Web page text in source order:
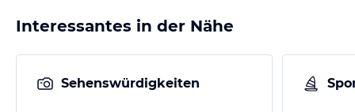
Interessantes in der Nähe
Sehenswürdigkeiten